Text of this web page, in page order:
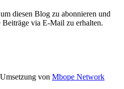
diesen Blog zu abonnieren und
via E-Mail zu erhalten.
von Mbope Network